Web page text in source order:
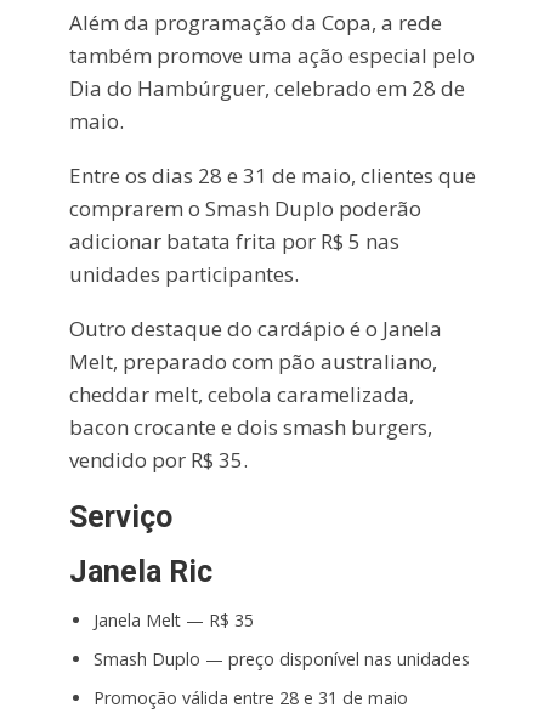
Além da programação da Copa, a rede
também promove uma ação especial pelo
Dia do Hambúrguer, celebrado em 28 de
maio.
Entre os dias 28 e 31 de maio, clientes que
comprarem o Smash Duplo poderão
adicionar batata frita por R$ 5 nas
unidades participantes.
Outro destaque do cardápio é o Janela
Melt, preparado com pão australiano,
cheddar melt, cebola caramelizada,
bacon crocante e dois smash burgers,
vendido por R$ 35.
Serviço
Janela Ric
Janela Melt — R$ 35
Smash Duplo — preço disponível nas unidades
Promoção válida entre 28 e 31 de maio